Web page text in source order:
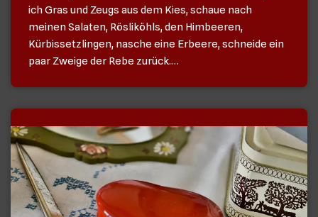
ich Gras und Zeugs aus dem Kies, schaue nach
meinen Salaten, Rösliköhls, den Himbeeren,
Kürbissetzlingen, nasche eine Erbeere, schneide ein
paar Zweige der Rebe zurück.…